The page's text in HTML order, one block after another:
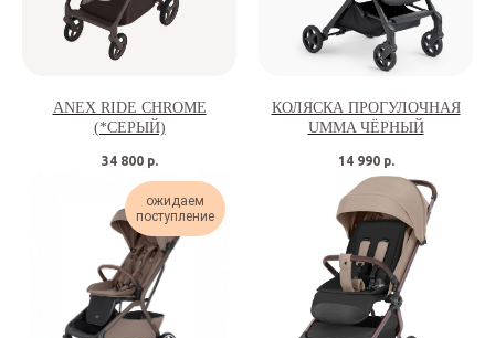
ANEX RIDE CHROME
(*СЕРЫЙ)
34 800 р.
КОЛЯСКА ПРОГУЛОЧНАЯ
UMMA ЧЁРНЫЙ
14 990 р.
ожидаем
поступление